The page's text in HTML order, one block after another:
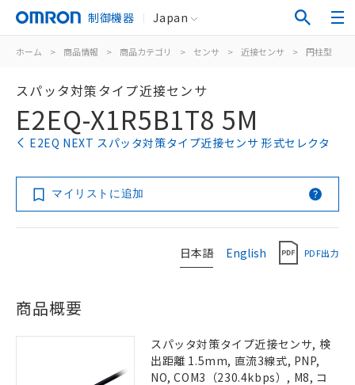
制御機器 Japan
ホーム > 商品情報 > 商品カテゴリ > センサ > 近接センサ > 円柱型
スパッタ対策タイプ近接センサ
E2EQ-X1R5B1T8 5M
E2EQ NEXT スパッタ対策タイプ近接センサ 形式セレクタ
マイリストに追加
日本語 English PDF出力
商品概要
スパッタ対策タイプ近接センサ, 検
出距離 1.5mm, 直流3線式, PNP,
NO, COM3（230.4kbps）, M8, コ